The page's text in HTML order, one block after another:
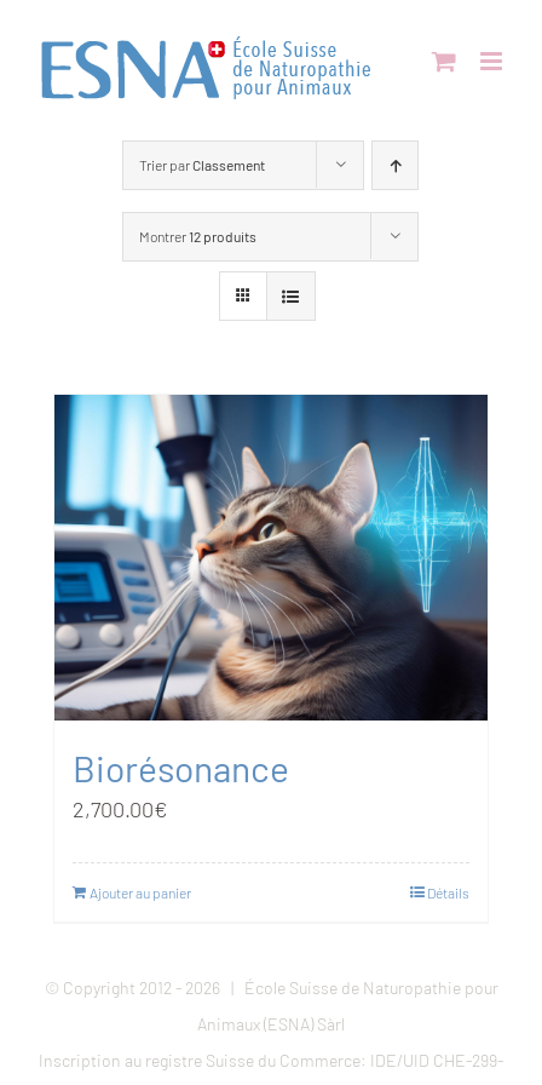
contenu
Trier parClassement
Montrer 12 produits
Biorésonance
2,700.00€
Ajouter au panier Détails
© Copyright 2012 - 2026 | École Suisse de Naturopathie pour
Animaux (ESNA) Sàrl
Inscription au registre Suisse du Commerce: IDE/UID CHE-299-